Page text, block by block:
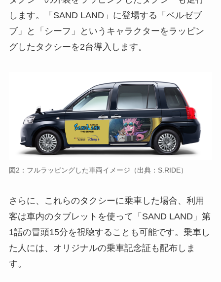
図2：フルラッピングした車両イメージ（出典：S.RIDE）
さらに、これらのタクシーに乗車した場合、利用
客は車内のタブレットを使って「SAND LAND」第
1話の冒頭15分を視聴することも可能です。乗車し
す。